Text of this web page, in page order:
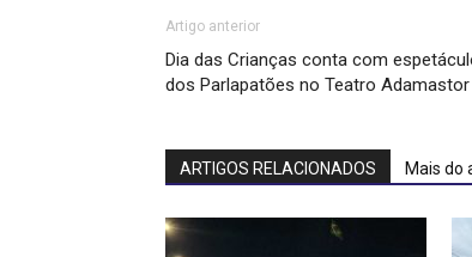
Artigo anterior
Dia das Crianças conta com
dos Parlapatões no Teatro Adamastor
ARTIGOS RELACIONADOS Mais do